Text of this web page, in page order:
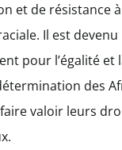
et de résistance à
Il est
pour l’égalité et
des
valoir leurs